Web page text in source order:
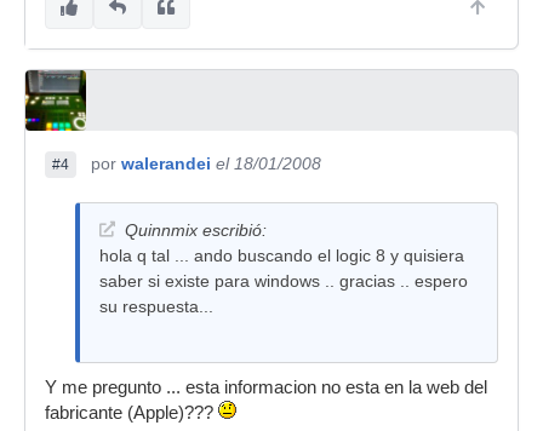
#4 por walerandei el 18/01/2008
Quinnmix escribió:
hola q tal ... ando buscando el logic 8 y quisiera
saber si existe para windows .. gracias .. espero
su respuesta...
Y me pregunto ... esta informacion no esta en la web del
fabricante (Apple)???